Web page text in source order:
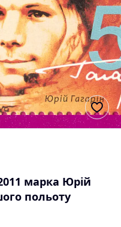
марка Юрій
польоту